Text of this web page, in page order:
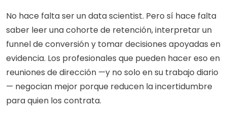
No hace falta ser un data scientist. Pero sí hace falta
saber leer una cohorte de retención, interpretar un
funnel de conversión y tomar decisiones apoyadas en
evidencia. Los profesionales que pueden hacer eso en
reuniones de dirección —y no solo en su trabajo diario
— negocian mejor porque reducen la incertidumbre
para quien los contrata.